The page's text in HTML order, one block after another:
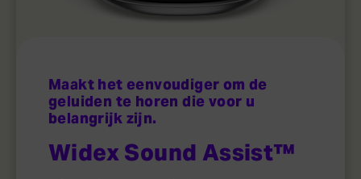
Maakt het eenvoudiger om de
geluiden te horen die voor u
belangrijk zijn.
Widex Sound Assist™